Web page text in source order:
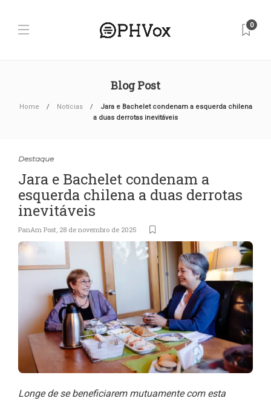
0
Blog Post
Home Notícias
Jara e Bachelet condenam a esquerda chilena
a duas derrotas inevitáveis
Destaque
Jara e Bachelet condenam a
esquerda chilena a duas derrotas
inevitáveis
PanAm Post, 28 de novembro de 2025
Longe de se beneficiarem mutuamente com esta